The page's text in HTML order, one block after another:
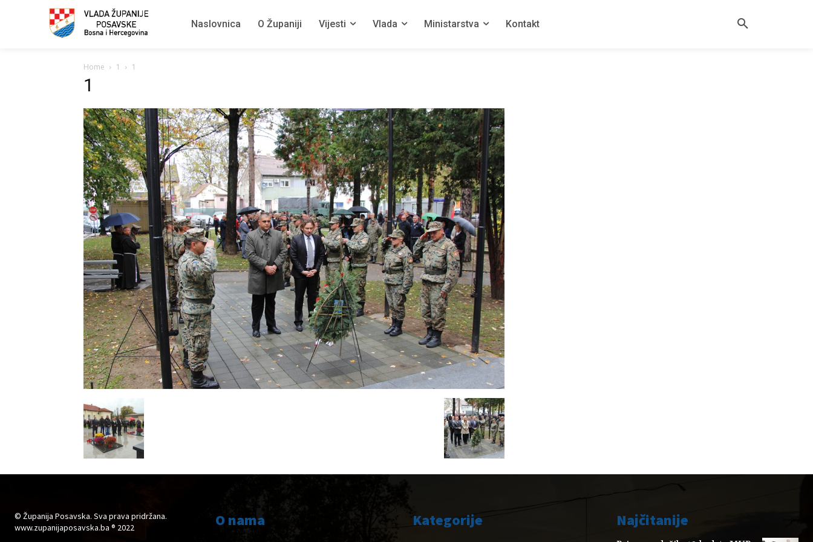
Naslovnica O Županiji Vijesti Vlada Ministarstva Kontakt
Home 1 1
1
© Županija Posavska. Sva prava pridržana.
www.zupanijaposavska.ba ® 2022
O nama Kategorije Najčitanije